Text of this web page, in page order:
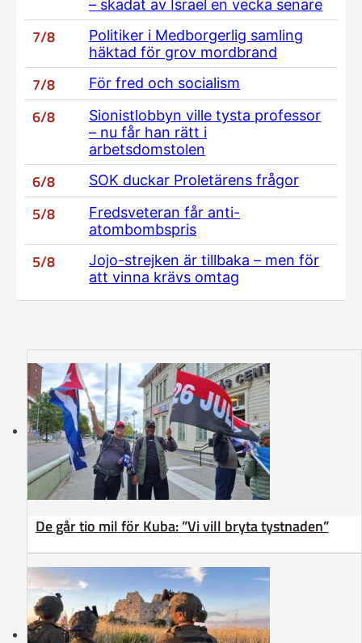
– skadat av Israel en vecka senare
7/8
Politiker i Medborgerlig samling
häktad för grov mordbrand
7/8 För fred och socialism
6/8
Sionistlobbyn ville tysta professor
– nu får han rätt i
arbetsdomstolen
6/8 SOK duckar Proletärens frågor
5/8
Fredsveteran får anti-
atombombspris
5/8
Jojo-strejken är tillbaka – men för
att vinna krävs omtag
De går tio mil för Kuba: ”Vi vill bryta tystnaden”